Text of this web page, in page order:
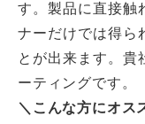
す。製品に直接触
ナーだけでは得ら
とが出来ます。貴
ーティングです。
＼こんな方にオス